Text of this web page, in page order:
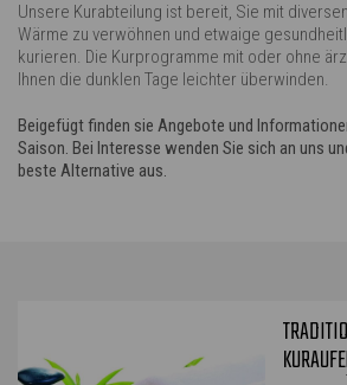
Unsere Kurabteilung ist bereit, Sie mit
Wärme zu verwöhnen und etwaige
kurieren. Die Kurprogramme mit oder ohne
Ihnen die dunklen Tage leichter überwinden.
Beigefügt finden sie Angebote und
Saison. Bei Interesse wenden Sie sich an uns
beste Alternative aus.